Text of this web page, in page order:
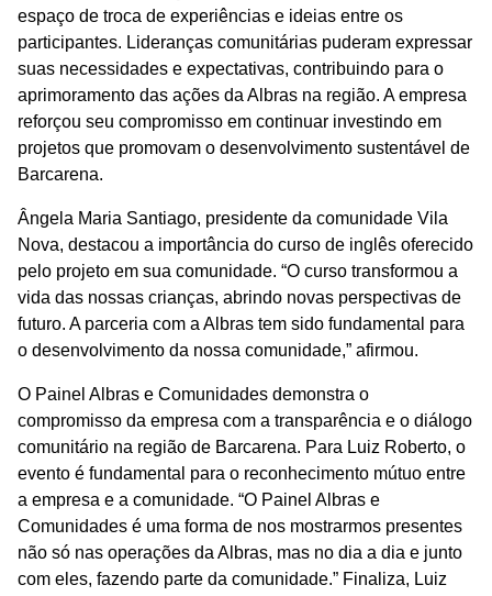
espaço de troca de experiências e ideias entre os
participantes. Lideranças comunitárias puderam expressar
suas necessidades e expectativas, contribuindo para o
aprimoramento das ações da Albras na região. A empresa
reforçou seu compromisso em continuar investindo em
projetos que promovam o desenvolvimento sustentável de
Barcarena.
Ângela Maria Santiago, presidente da comunidade Vila
Nova, destacou a importância do curso de inglês oferecido
pelo projeto em sua comunidade. “O curso transformou a
vida das nossas crianças, abrindo novas perspectivas de
futuro. A parceria com a Albras tem sido fundamental para
o desenvolvimento da nossa comunidade,” afirmou.
O Painel Albras e Comunidades demonstra o
compromisso da empresa com a transparência e o diálogo
comunitário na região de Barcarena. Para Luiz Roberto, o
evento é fundamental para o reconhecimento mútuo entre
a empresa e a comunidade. “O Painel Albras e
Comunidades é uma forma de nos mostrarmos presentes
não só nas operações da Albras, mas no dia a dia e junto
com eles, fazendo parte da comunidade.” Finaliza, Luiz